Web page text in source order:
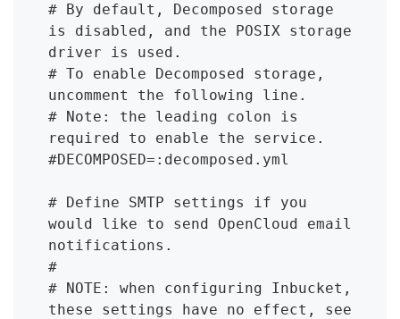
# By default, Decomposed storage
is disabled, and the POSIX storage
driver is used.
# To enable Decomposed storage,
uncomment the following line.
# Note: the leading colon is
required to enable the service.
#DECOMPOSED=:decomposed.yml
# Define SMTP settings if you
would like to send OpenCloud email
notifications.
#
# NOTE: when configuring Inbucket,
these settings have no effect, see